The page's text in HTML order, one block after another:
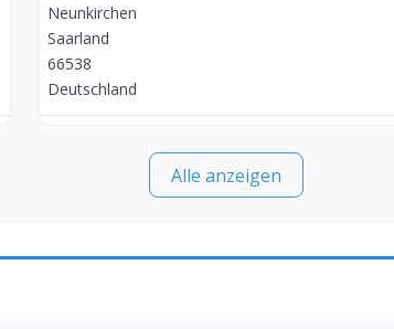
Neunkirchen
Saarland
66538
Deutschland
Alle anzeigen